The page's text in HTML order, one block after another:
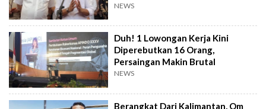
NEWS
Duh! 1 Lowongan Kerja Kini
Diperebutkan 16 Orang,
Persaingan Makin Brutal
NEWS
Berangkat Dari Kalimantan, Om